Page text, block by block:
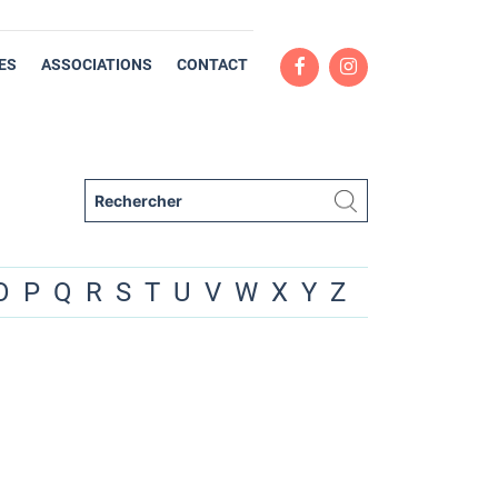
ASSOCIATIONS CONTACT
P Q R S T U V W X Y Z